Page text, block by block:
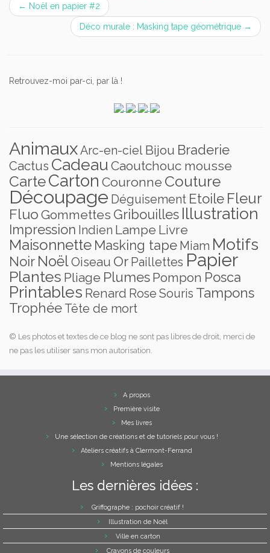
← Noël en papier #2
Déco murale : Masking tape géométrique →
Retrouvez-moi par-ci, par là !
AnimauxArc-en-ciel Bijou Braderie
Cactus Cadeau Caoutchouc mousse
CarteCarton Couronne Couture
Découpage Déguisement Etoile Fleur
Fluo Gommettes Gribouilles Illustration
Impression Indien Lampe Livre
Maisonnette Masking tape Miam Motifs
Noir NoëlOiseau Or Paillettes Papier
Plantes Pliage Plumes Pompon Posca
Printables Renard Rose Souris Tampons
Trophée Tête de mort
© Les photos et textes de ce blog ne sont pas libres de droit, merci de
ne pas les utiliser sans mon autorisation.
A propos
Première visite
Mes livres
Une sélection de créations et de tutoriels pour vous !
Ateliers créatifs à Clermont-Ferrand
Mentions légales
Les dernières idées :
Griffographe : pochoir créatif !
Illustration de Noël
Ville en carton
Crayons de couleurs